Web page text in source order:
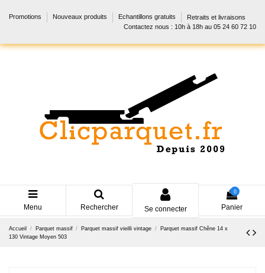
Promotions Nouveaux produits Echantillons gratuits
Retraits et livraisons
Contactez nous : 10h à 18h au 05 24 60 72 10
Menu Rechercher Se connecter
0
Panier
Accueil Parquet massif Parquet massif vieilli vintage
Parquet massif Chêne 14 x
130 Vintage Moyen 503